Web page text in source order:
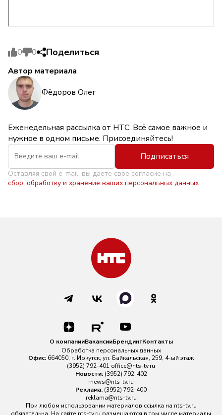
0 0 Поделиться
Автор материала
Фёдоров Олег
Еженедельная рассылка от НТС. Всё самое важное и
нужное в одном письме. Присоединяйтесь!
Подписаться
Оставляя свой e-mail, вы даете свое согласие на
сбор, обработку и хранение ваших персональных данных
О компанииВакансииБрендингКонтакты
Обработка персональных данных
Офис: 664050, г. Иркутск, ул. Байкальская, 259, 4-ый этаж
(3952) 792-401 office@nts-tv.ru
Новости: (3952) 792-402
rnews@nts-tv.ru
Реклама: (3952) 792-400
reklama@nts-tv.ru
При любом использовании материалов ссылка на nts-tv.ru
обязательна. На сайте nts-tv.ru размещаются в том числе материалы